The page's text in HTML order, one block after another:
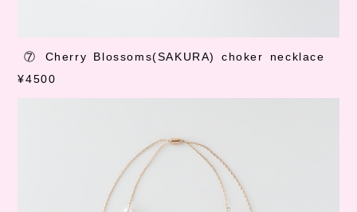
⑦ Cherry Blossoms(SAKURA) choker necklace
¥4500